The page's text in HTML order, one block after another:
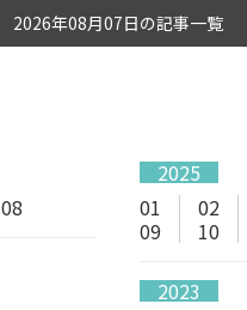
2026年08月07日の記事一覧
08
2025
01
02
09
10
2023